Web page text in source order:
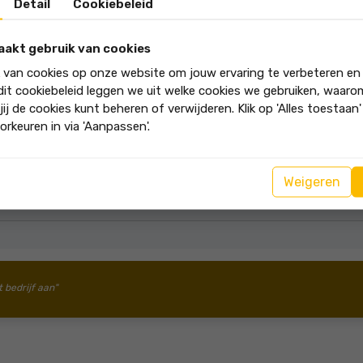
ons huis, had Getreuer zich heel goed voorbereid. Dat gaf
Het was heel prettig dat wij na de bezichtigingen een verslag
hebt geschreven! Dank je wel dat wij jullie huis
nieuwe woonomgeving. Veel succes met inpakken en we
Makelaars.
bedrijf aan"
Detail Cookiebeleid
gebruik van cookies
van cookies op onze website om jouw ervaring te verbeteren
cookiebeleid leggen we uit welke cookies we gebruiken,
de cookies kunt beheren of verwijderen. Klik op 'Alles
in via 'Aanpassen'.
Weigeren